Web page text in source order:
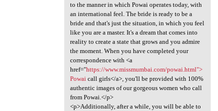
to the manner in which Powai operates today, with
an international feel. The bride is ready to be a
bride and that's just the situation, in which you feel
like you are a master. It's a dream that comes into
reality to create a state that grows and you admire
the moment. When you have completed your
correspondence with <a
href="https://www.missmumbai.com/powai.html">
Powaicall girls</a>, you'll be provided with 100%
authentic images of our gorgeous women who call
from Powai.</p>
<p>Additionally, after a while, you will be able to